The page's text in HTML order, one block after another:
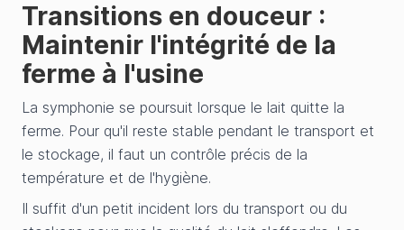
Transitions en douceur :
Maintenir l'intégrité de la
ferme à l'usine
La symphonie se poursuit lorsque le lait quitte la
ferme. Pour qu'il reste stable pendant le transport et
le stockage, il faut un contrôle précis de la
température et de l'hygiène.
Il suffit d'un petit incident lors du transport ou du